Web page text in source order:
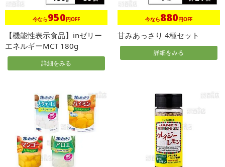
今なら950円OFF
【機能性表示食品】inゼリー
エネルギーMCT 180g
詳細をみる
今なら880円OFF
甘みあっさり 4種セット
詳細をみる